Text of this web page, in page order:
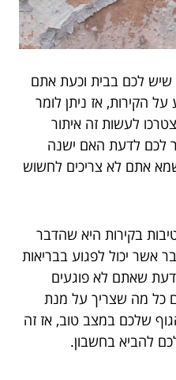
לכם בבית וכעת אתם
הקירות, אז ניתן לומר
לעשות זה איתור
לכם לדעת האם ישנה
אתם לא צריכים לחשוש
בקירות היא שהדבר
אשר יכול לפגוע בבריאות
שאתם לא פוגעים
כל מה שצריך על מנת
שלכם במצב טוב, אז זה
להביא בחשבון.